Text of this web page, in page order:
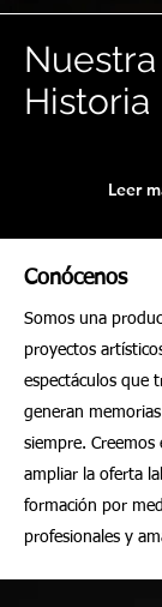
Nuestra
Historia
Leer
Conócenos
Somos una
proyectos
espectáculos que
generan
siempre.
ampliar la oferta
formación por
profesionales y